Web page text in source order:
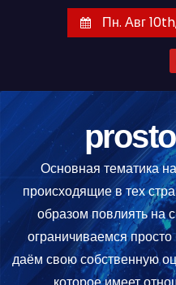
е
Пн. Авг
Основная тематика
происходящие в тех
образом повлиять на
ограничиваемся
даём свою собственную